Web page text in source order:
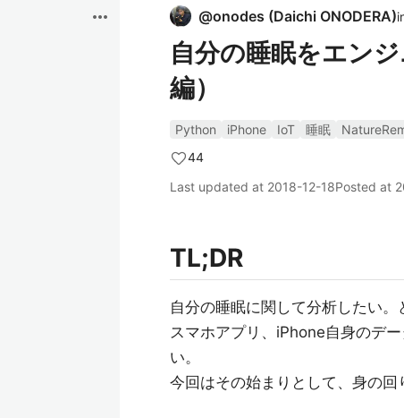
more_horiz @onodes (Daichi ONODERA)
自分の睡眠をエン
編）
Python iPhone IoT 睡眠
44
Last updated at 2018-12-18Posted at
TL;DR
自分の睡眠に関して分析したい。
スマホアプリ、iPhone自身のデ
い。
今回はその始まりとして、身の回